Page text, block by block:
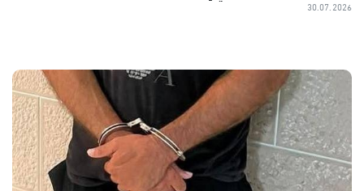
30.07.2026